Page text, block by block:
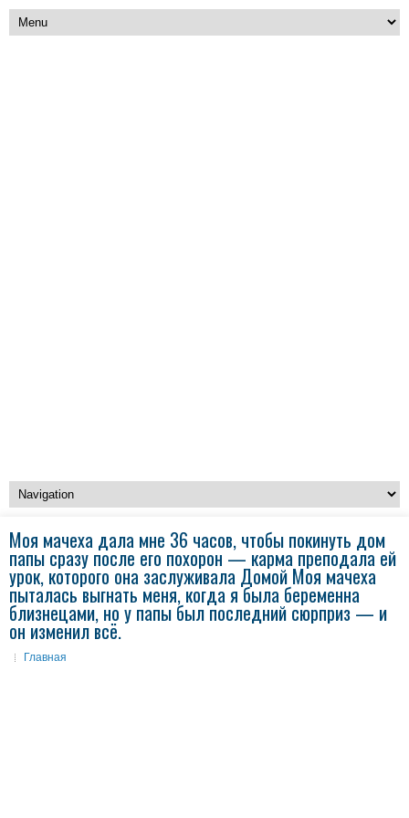
Моя мачеха дала мне 36 часов, чтобы покинуть дом
папы сразу после его похорон — карма преподала ей
урок, которого она заслуживала Домой Моя мачеха
пыталась выгнать меня, когда я была беременна
близнецами, но у папы был последний сюрприз — и
он изменил всё.
Главная